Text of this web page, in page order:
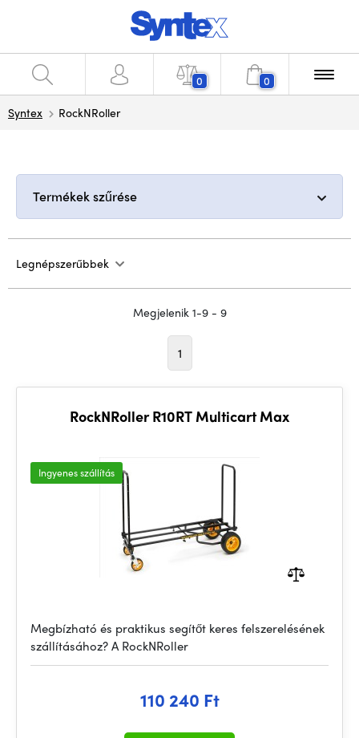
0 0
Syntex RockNRoller
Termékek szűrése
Legnépszerűbbek
Megjelenik 1-9 - 9
1
RockNRoller R10RT Multicart Max
Ingyenes szállítás
Megbízható és praktikus segítőt keres felszerelésének
szállításához? A RockNRoller
110 240 Ft